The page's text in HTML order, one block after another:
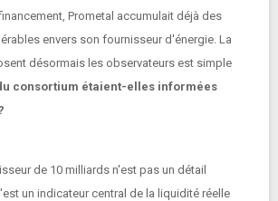
Prometal accumulait déjà des
envers son fournisseur d'énergie. La
désormais les observateurs est simple
consortium étaient-elles informées
de 10 milliards n'est pas un détail
un indicateur central de la liquidité réelle